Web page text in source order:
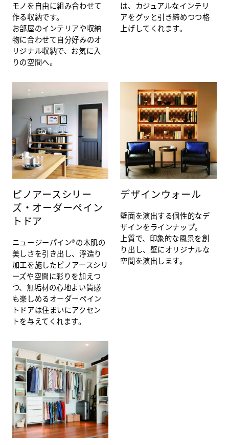
モノを自由に組み合わせて
作る収納です。
お部屋のインテリアや収納
物に合わせて自分好みのオ
リジナル収納で、お気に入
りの空間へ。
は、カジュアルなインテリ
アをグッと引き締めつつ格
上げしてくれます。
ピノアースシリー
ズ・オーダーペイン
トドア
ニュージーパイン®の木肌の
美しさを引き出し、浮造り
加工を施したピノアースシリ
ーズや空間に彩りを加えつ
つ、無垢材の心地よい質感
も楽しめるオーダーペイン
トドアは住まいにアクセン
トを与えてくれます。
デザインウォール
壁面を演出する個性的なデ
ザインをラインナップ。
上質で、印象的な風景を創
り出し、壁にオリジナルな
空間を演出します。